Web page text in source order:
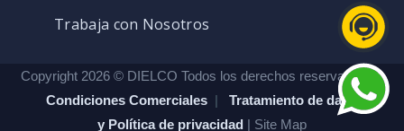
Trabaja con Nosotros
Copyright 2026 © DIELCO Todos los derechos reservados. |
Condiciones Comerciales | Tratamiento de datos
y Política de privacidad | Site Map